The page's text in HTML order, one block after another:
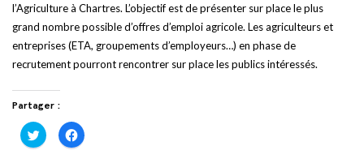
l’Agriculture à Chartres. L’objectif est de présenter sur place le plus
grand nombre possible d’offres d’emploi agricole. Les agriculteurs et
entreprises (ETA, groupements d’employeurs…) en phase de
recrutement pourront rencontrer sur place les publics intéressés.
Partager :
Cliquez
pour
partager
Cliquez
pour
partager